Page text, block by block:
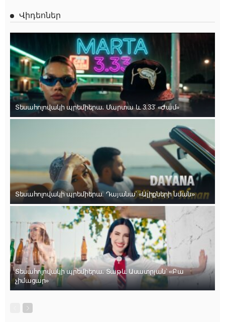
Վիդեոներ
Տեսահոլովակի պրեմիերա․ Մարտա և 3.33՝ «Ժամ»
Տեսահոլովակի պրեմիերա. Դայանա՝ «Ալիքների նման»
Տեսահոլովակի պրեմիերա․ Տաթև Ասատրյան՝ «Բա
չիմացար»